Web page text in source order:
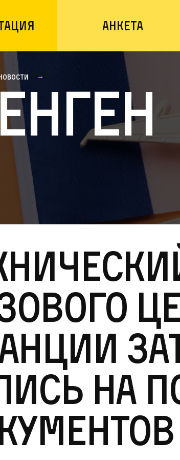
Анкета
на